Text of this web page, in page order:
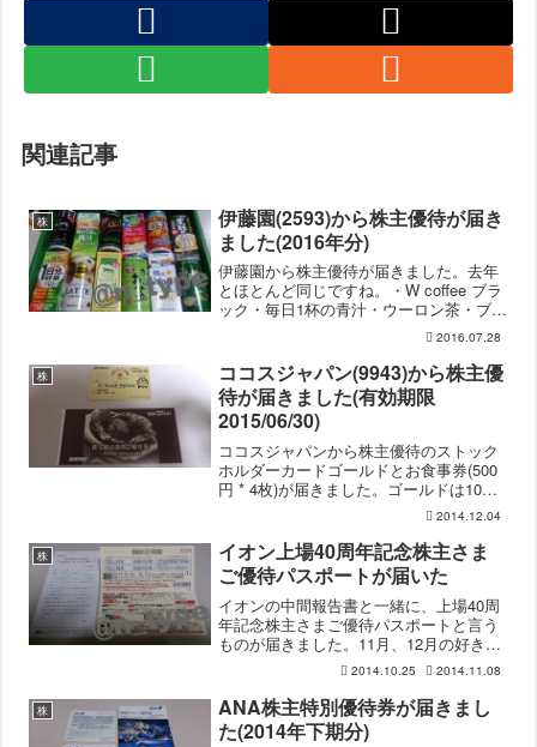
関連記事
株
伊藤園(2593)から株主優待が届き
ました(2016年分)
伊藤園から株主優待が届きました。去年
とほとんど同じですね。・W coffee ブラ
ック・毎日1杯の青汁・ウーロン茶・ブル
ーベリー＆アサイーMIX・麦茶・黒酢で
活性・1日分の野菜・TULLY'S COFFEE
BARISTA’S LATTE・...
2016.07.28
株
ココスジャパン(9943)から株主優
待が届きました(有効期限
2015/06/30)
ココスジャパンから株主優待のストック
ホルダーカードゴールドとお食事券(500
円 * 4枚)が届きました。ゴールドは10%
OFF、シルバーだと5% OFFになりま
す。お食事券はココスはもちろん、ゼン
ショーグループでも使えます。半年に1回
届く...
2014.12.04
株
イオン上場40周年記念株主さま
ご優待パスポートが届いた
イオンの中間報告書と一緒に、上場40周
年記念株主さまご優待パスポートと言う
ものが届きました。11月、12月の好きな
日に1日割引にできると言う優待。自分で
日付を記入して、その日なら何度でも使
えるらしい。と言ってもそんなに欲しい
物も無いが。食料...
2014.10.25 2014.11.08
株
ANA株主特別優待券が届きまし
た(2014年下期分)